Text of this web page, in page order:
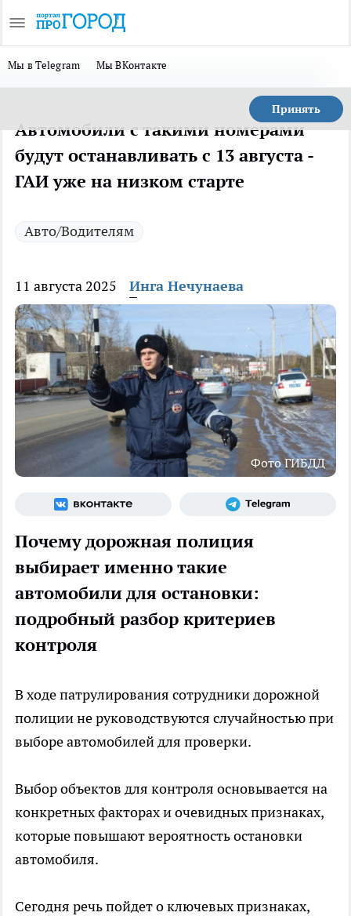
Мы в Telegram Мы ВКонтакте
Принять
Автомобили с такими номерами
будут останавливать с 13 августа -
ГАИ уже на низком старте
Авто/Водителям
11 августа 2025 Инга Нечунаева
Фото ГИБДД
Почему дорожная полиция
выбирает именно такие
автомобили для остановки:
подробный разбор критериев
контроля
В ходе патрулирования сотрудники дорожной
полиции не руководствуются случайностью при
выборе автомобилей для проверки.
Выбор объектов для контроля основывается на
конкретных факторах и очевидных признаках,
которые повышают вероятность остановки
автомобиля.
Сегодня речь пойдет о ключевых признаках,